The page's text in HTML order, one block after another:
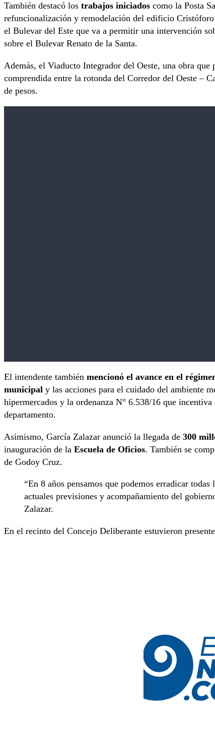
También destacó los trabajos iniciados como la Posta
refuncionalización y remodelación del edificio
el Bulevar del Este que va a permitir una intervención
sobre el Bulevar Renato de la Santa.
Además, el Viaducto Integrador del Oeste, una obra
comprendida entre la rotonda del Corredor del Oeste –
de pesos.
El intendente también mencionó el avance en el
municipal y las acciones para el cuidado del ambiente
hipermercados y la ordenanza N° 6.538/16 que
departamento.
Asimismo, García Zalazar anunció la llegada de 300
inauguración de la Escuela de Oficios. También se
de Godoy Cruz.
“En 8 años pensamos que podemos erradicar
actuales previsiones y acompañamiento del
Zalazar.
En el recinto del Concejo Deliberante estuvieron